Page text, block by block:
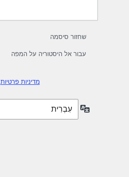
שחזור סיסמה
עבור אל היסטוריה על המפה
מדיניות פרטיות
שפה